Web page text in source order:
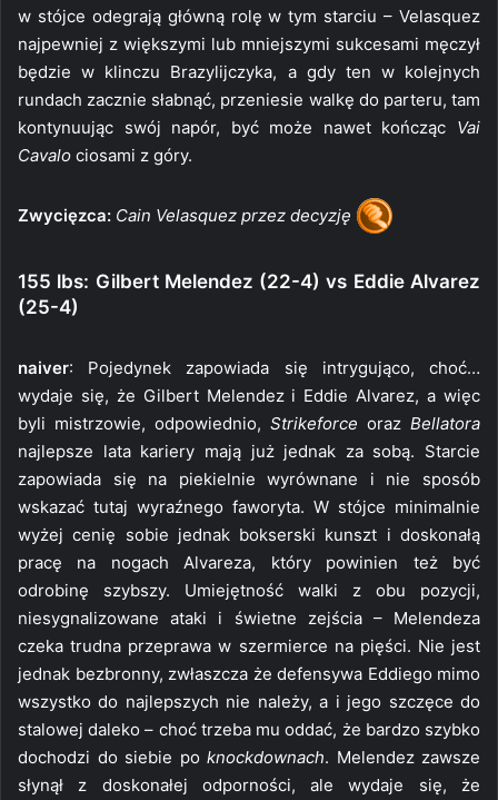
w stójce odegrają główną rolę w tym starciu – Velasquez
najpewniej z większymi lub mniejszymi sukcesami męczył
będzie w klinczu Brazylijczyka, a gdy ten w kolejnych
rundach zacznie słabnąć, przeniesie walkę do parteru, tam
kontynuując swój napór, być może nawet kończąc Vai
Cavalo ciosami z góry.
Zwycięzca: Cain Velasquez przez decyzję
155 lbs: Gilbert Melendez (22-4) vs Eddie Alvarez
(25-4)
naiver: Pojedynek zapowiada się intrygująco, choć…
wydaje się, że Gilbert Melendez i Eddie Alvarez, a więc
byli mistrzowie, odpowiednio, Strikeforce oraz Bellatora
najlepsze lata kariery mają już jednak za sobą. Starcie
zapowiada się na piekielnie wyrównane i nie sposób
wskazać tutaj wyraźnego faworyta. W stójce minimalnie
wyżej cenię sobie jednak bokserski kunszt i doskonałą
pracę na nogach Alvareza, który powinien też być
odrobinę szybszy. Umiejętność walki z obu pozycji,
niesygnalizowane ataki i świetne zejścia – Melendeza
czeka trudna przeprawa w szermierce na pięści. Nie jest
jednak bezbronny, zwłaszcza że defensywa Eddiego mimo
wszystko do najlepszych nie należy, a i jego szczęce do
stalowej daleko – choć trzeba mu oddać, że bardzo szybko
dochodzi do siebie po knockdownach. Melendez zawsze
słynął z doskonałej odporności, ale wydaje się, że